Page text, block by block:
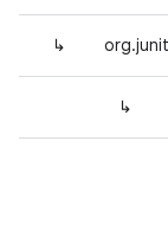
↳
↳